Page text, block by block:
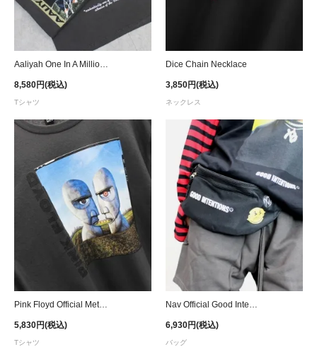
8,580円(税込)
Tシャツ
Dice Chain Necklace
3,850円(税込)
ネックレス
Pink Floyd Official Metal Division Bell At Daytime T-Shirt - D.Grey
5,830円(税込)
Tシャツ
6,930円(税込)
バッグ